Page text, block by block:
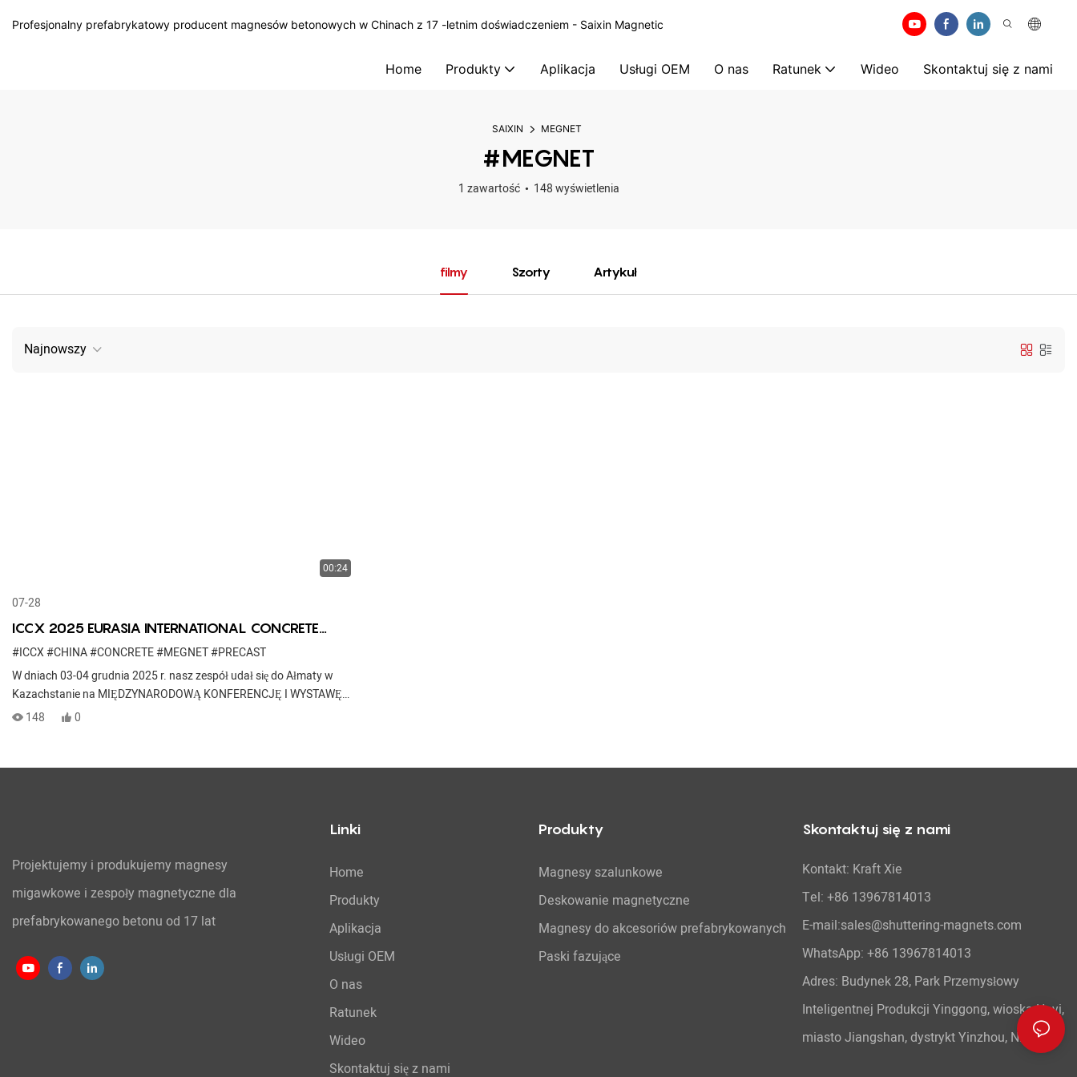
Profesjonalny prefabrykatowy producent magnesów betonowych w Chinach z 17 -letnim doświadczeniem - Saixin Magnetic
Home Produkty Aplikacja Usługi OEM O nas Ratunek Wideo Skontaktuj się z nami
SAIXIN MEGNET
#MEGNET
1 zawartość 148 wyświetlenia
filmy Szorty Artykuł
Najnowszy
00:24
07-28
ICCX 2025 EURASIA INTERNATIONAL CONCRETE
CONFERENCE & EXHIBITION
#ICCX#CHINA#CONCRETE#MEGNET#PRECAST
W dniach 03-04 grudnia 2025 r. nasz zespół udał się do Ałmaty w
Kazachstanie na MIĘDZYNARODOWĄ KONFERENCJĘ I WYSTAWĘ
BETONU.
148 0
Projektujemy i produkujemy magnesy
migawkowe i zespoły magnetyczne dla
prefabrykowanego betonu od 17 lat
Linki
Home
Produkty
Aplikacja
Usługi OEM
O nas
Ratunek
Wideo
Skontaktuj się z nami
Produkty
Magnesy szalunkowe
Deskowanie magnetyczne
Magnesy do akcesoriów prefabrykowanych
Paski fazujące
Skontaktuj się z nami
Kontakt: Kraft Xie
Tel: +86 13967814013
E-mail:sales@shuttering-magnets.com
WhatsApp: +86 13967814013
Adres: Budynek 28, Park Przemysłowy
Inteligentnej Produkcji Yinggong, wioska Heyi,
miasto Jiangshan, dystrykt Yinzhou, Ningbo